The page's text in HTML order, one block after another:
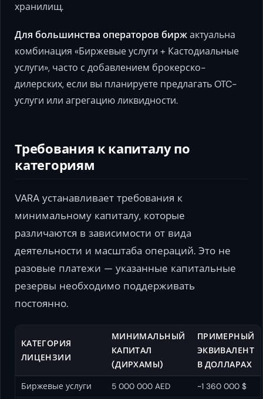
хранилищ.
Для большинства операторов биржактуальна
комбинация «Биржевые услуги + Кастодиальные
услуги», часто с добавлением брокерско-
дилерских, если вы планируете предлагать OTC-
услуги или агрегацию ликвидности.
Требования к капиталу по
категориям
VARA устанавливает требования к
минимальному капиталу, которые
различаются в зависимости от вида
деятельности и масштаба операций. Это не
разовые платежи — указанные капитальные
резервы необходимо поддерживать
постоянно.
КАТЕГОРИЯ
ЛИЦЕНЗИИ
МИНИМАЛЬНЫЙ
КАПИТАЛ
(ДИРХАМЫ)
ПРИМЕРНЫЙ
ЭКВИВАЛЕНТ
В ДОЛЛАРАХ
Биржевые услуги 5 000 000 AED ~1 360 000 $